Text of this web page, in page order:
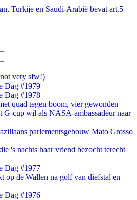
Turkije en Saudi-Arabië bevat art.5
very sfw!)
Dag #1979
Dag #1978
quad tegen boom, vier gewonden
G-cup wil als NASA-ambassadeur naar
parlementsgebouw Mato Grosso
's nachts haar vriend bezocht terecht
Dag #1977
op de Wallen na golf van diefstal en
Dag #1976